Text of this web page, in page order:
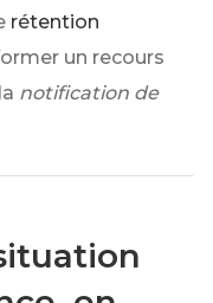
rétention
un recours
notification de